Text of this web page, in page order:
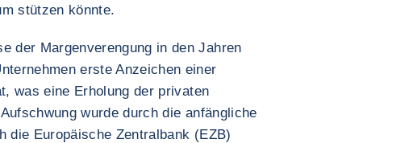
stützen könnte.
der Margenverengung in den Jahren
erste Anzeichen einer
was eine Erholung der privaten
wurde durch die anfängliche
die Europäische Zentralbank (EZB)